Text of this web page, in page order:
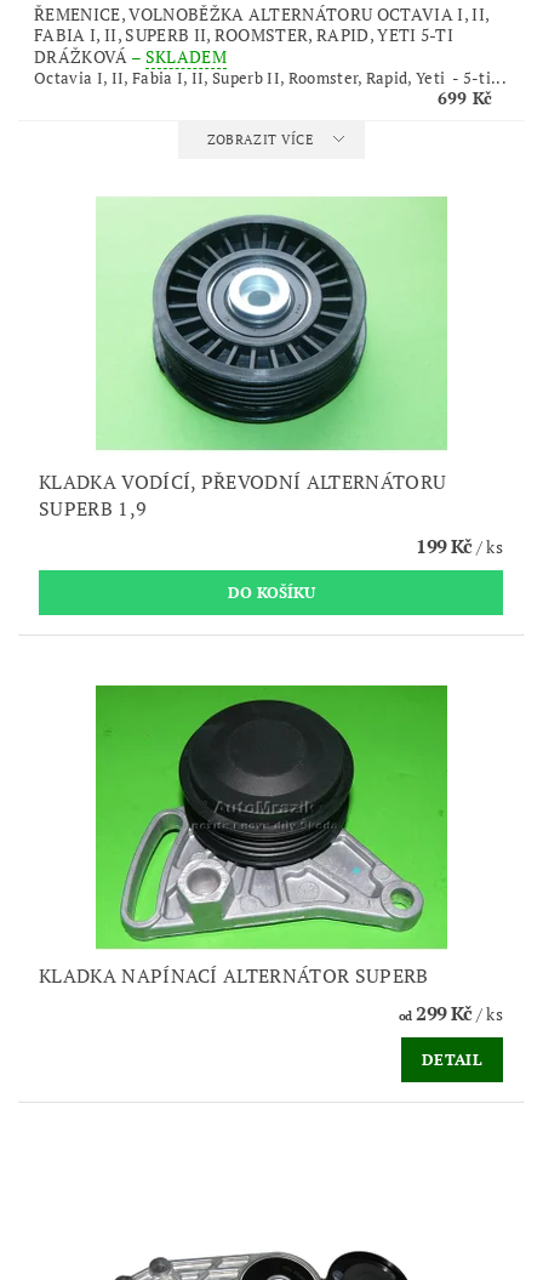
ŘEMENICE, VOLNOBĚŽKA ALTERNÁTORU OCTAVIA I, II,
FABIA I, II, SUPERB II, ROOMSTER, RAPID, YETI 5-TI
DRÁŽKOVÁ – SKLADEM
Octavia I, II, Fabia I, II, Superb II, Roomster, Rapid, Yeti - 5-ti...
699 Kč
ZOBRAZIT VÍCE
KLADKA VODÍCÍ, PŘEVODNÍ ALTERNÁTORU
SUPERB 1,9
199 Kč/ ks
KLADKA NAPÍNACÍ ALTERNÁTOR SUPERB
od299 Kč/ ks
DETAIL